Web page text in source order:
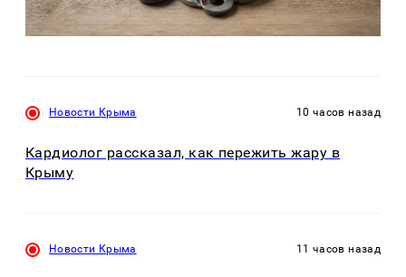
Новости Крыма 10 часов назад
Кардиолог рассказал, как пережить жару в
Крыму
Новости Крыма 11 часов назад